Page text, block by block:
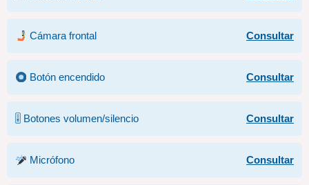
Cámara frontal Consultar
Botón encendido Consultar
🎚 Botones volumen/silencio Consultar
Micrófono Consultar